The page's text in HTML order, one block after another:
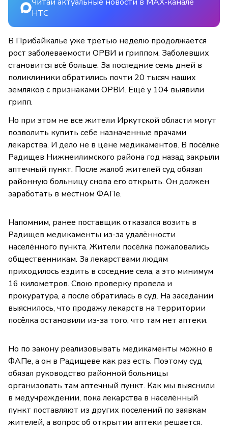
НТС
В Прибайкалье уже третью неделю продолжается
рост заболеваемости ОРВИ и гриппом. Заболевших
становится всё больше. За последние семь дней в
поликлиники обратились почти 20 тысяч наших
земляков с признаками ОРВИ. Ещё у 104 выявили
грипп.
Но при этом не все жители Иркутской области могут
позволить купить себе назначенные врачами
лекарства. И дело не в цене медикаментов. В посёлке
Радищев Нижнеилимского района год назад закрыли
аптечный пункт. После жалоб жителей суд обязал
районную больницу снова его открыть. Он должен
заработать в местном ФАПе.
Напомним, ранее поставщик отказался возить в
Радищев медикаменты из-за удалённости
населённого пункта. Жители посёлка пожаловались
общественникам. За лекарствами людям
приходилось ездить в соседние села, а это минимум
16 километров. Свою проверку провела и
прокуратура, а после обратилась в суд. На заседании
выяснилось, что продажу лекарств на территории
посёлка остановили из-за того, что там нет аптеки.
Но по закону реализовывать медикаменты можно в
ФАПе, а он в Радищеве как раз есть. Поэтому суд
обязал руководство районной больницы
организовать там аптечный пункт. Как мы выяснили
в медучреждении, пока лекарства в населённый
пункт поставляют из других поселений по заявкам
жителей, а вопрос об открытии аптеки решается.